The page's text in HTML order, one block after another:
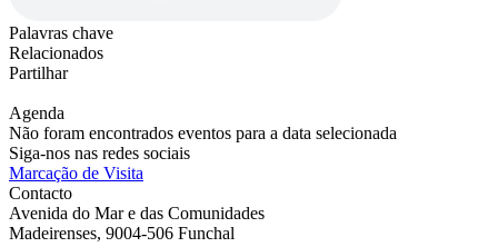
Palavras chave
Relacionados
Partilhar
Agenda
Não foram encontrados eventos para a data selecionada
Siga-nos nas redes sociais
Marcação de Visita
Contacto
Avenida do Mar e das Comunidades
Madeirenses, 9004-506 Funchal